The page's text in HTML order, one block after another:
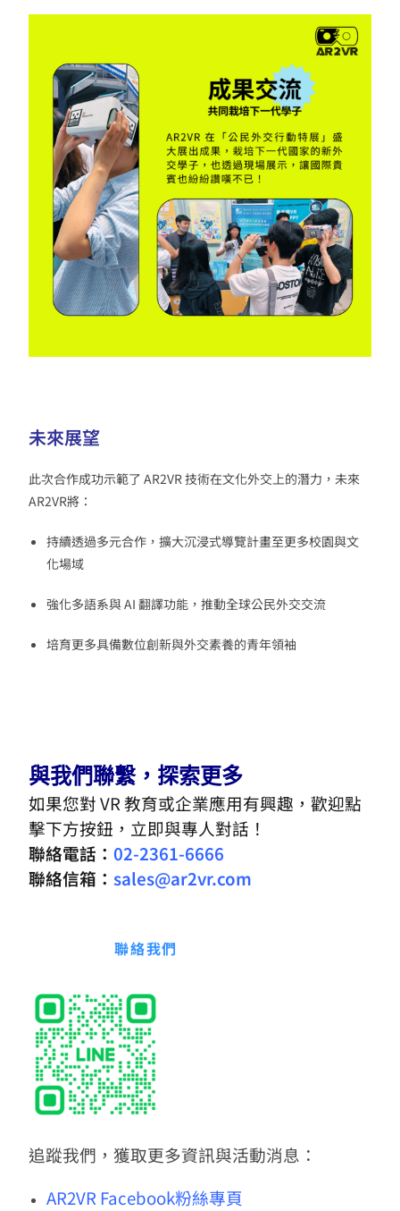
未來展望
此次合作成功示範了 AR2VR 技術在文化外交上的潛力，未來
AR2VR將：
持續透過多元合作，擴大沉浸式導覽計畫至更多校園與文
化場域
強化多語系與 AI 翻譯功能，推動全球公民外交交流
培育更多具備數位創新與外交素養的青年領袖
與我們聯繫，探索更多
如果您對 VR 教育或企業應用有興趣，歡迎點
擊下方按鈕，立即與專人對話！
聯絡電話：02-2361-6666
聯絡信箱：sales@ar2vr.com
聯絡我們
追蹤我們，獲取更多資訊與活動消息：
AR2VR Facebook粉絲專頁